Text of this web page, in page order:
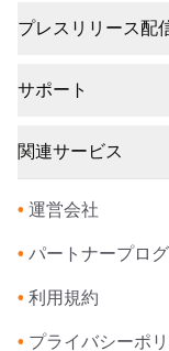
プレスリリース配
サポート
関連サービス
• 運営会社
• パートナープロ
• 利用規約
• プライバシーポ